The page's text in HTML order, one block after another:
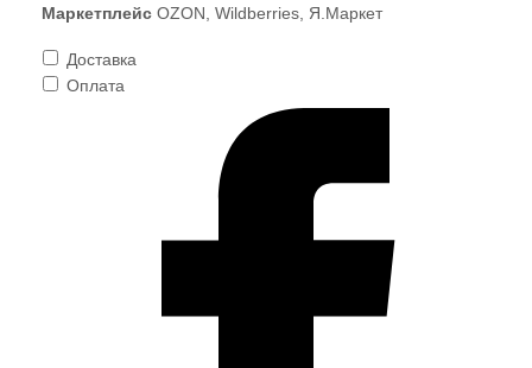
Маркетплейс OZON, Wildberries, Я.Маркет
Доставка
Оплата